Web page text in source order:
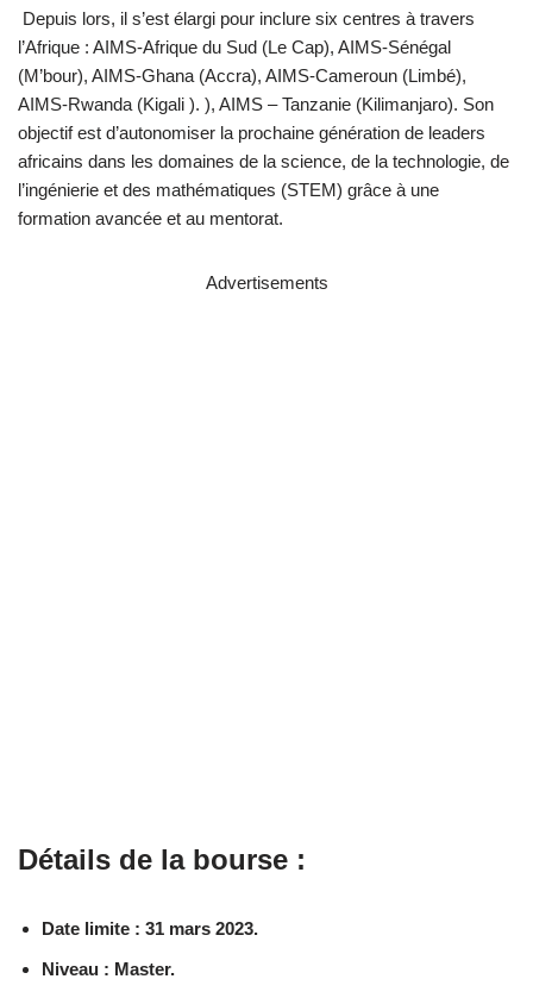
Depuis lors, il s’est élargi pour inclure six centres à travers
l’Afrique : AIMS-Afrique du Sud (Le Cap), AIMS-Sénégal
(M’bour), AIMS-Ghana (Accra), AIMS-Cameroun (Limbé),
AIMS-Rwanda (Kigali ). ), AIMS – Tanzanie (Kilimanjaro). Son
objectif est d’autonomiser la prochaine génération de leaders
africains dans les domaines de la science, de la technologie, de
l’ingénierie et des mathématiques (STEM) grâce à une
formation avancée et au mentorat.
Advertisements
Détails de la bourse :
Date limite : 31 mars 2023.
Niveau : Master.